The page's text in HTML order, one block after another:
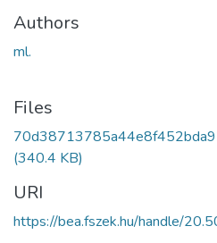
Authors
ml.
Files
(340.4 KB)
URI
https://bea.fszek.hu/handle/